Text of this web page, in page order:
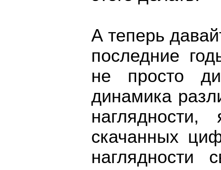
А теперь
последние
не просто
динамика
скачанных